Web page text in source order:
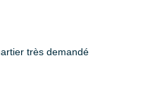
très demandé